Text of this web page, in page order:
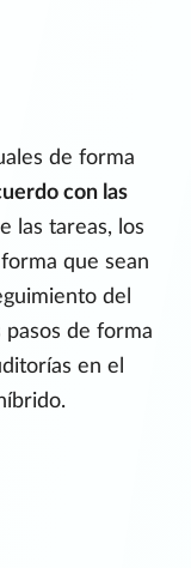
de forma
con las
las tareas, los
que sean
del
de forma
en el